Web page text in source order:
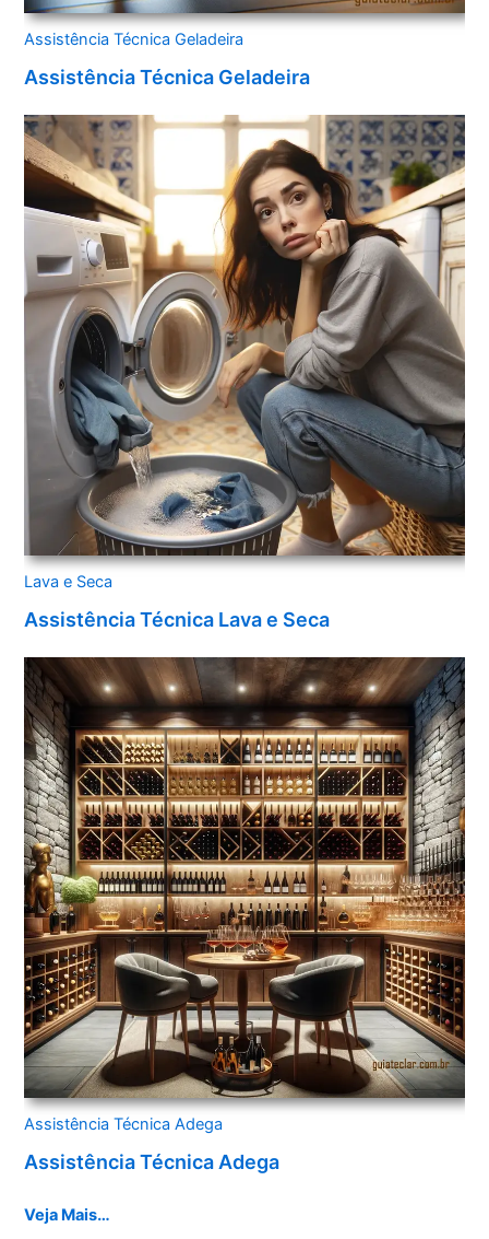
Assistência Técnica Geladeira
Assistência Técnica Geladeira
Lava e Seca
Assistência Técnica Lava e Seca
Assistência Técnica Adega
Assistência Técnica Adega
Veja Mais…